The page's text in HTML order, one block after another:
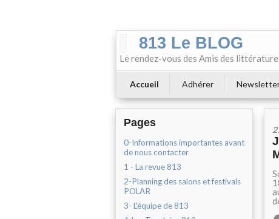
813 Le BLOG
Le rendez-vous des Amis des
Accueil Adhérer
Pages
0-Informations importantes avant
de nous contacter
1 - La revue 813
2-Planning des salons et festivals
POLAR
3- L'équipe de 813